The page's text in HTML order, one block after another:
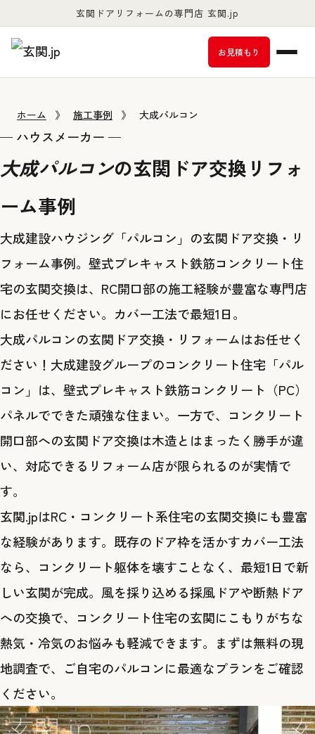
玄関ドアリフォームの専門店 玄関.jp
お見積もり
ホーム 》 施工事例 》 大成パルコン
— ハウスメーカー —
大成パルコンの玄関ドア交換リフォ
ーム事例
大成建設ハウジング「パルコン」の玄関ドア交換・リ
フォーム事例。壁式プレキャスト鉄筋コンクリート住
宅の玄関交換は、RC開口部の施工経験が豊富な専門店
にお任せください。カバー工法で最短1日。
大成パルコンの玄関ドア交換・リフォームはお任せく
ださい！大成建設グループのコンクリート住宅「パル
コン」は、壁式プレキャスト鉄筋コンクリート（PC）
パネルでできた頑強な住まい。一方で、コンクリート
開口部への玄関ドア交換は木造とはまったく勝手が違
い、対応できるリフォーム店が限られるのが実情で
す。
玄関.jpはRC・コンクリート系住宅の玄関交換にも豊富
な経験があります。既存のドア枠を活かすカバー工法
なら、コンクリート躯体を壊すことなく、最短1日で新
しい玄関が完成。風を採り込める採風ドアや断熱ドア
への交換で、コンクリート住宅の玄関にこもりがちな
熱気・冷気のお悩みも軽減できます。まずは無料の現
地調査で、ご自宅のパルコンに最適なプランをご確認
ください。